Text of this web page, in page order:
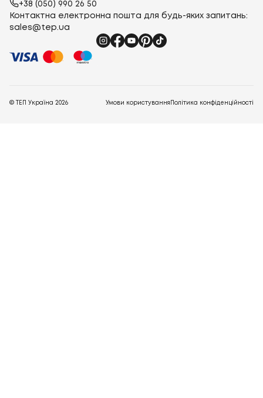
+38 (050) 990 26 50
Контактна електронна пошта для будь-яких запитань:
sales@tep.ua
© ТЕП Україна 2026 Умови користування Політика конфіденційності